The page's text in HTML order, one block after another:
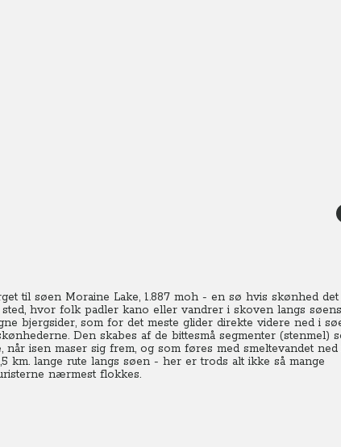
til søen Moraine Lake, 1.887 moh - en sø hvis skønhed
hvor folk padler kano eller vandrer i skoven langs søens
bjergsider, som for det meste glider direkte videre ned i
Den skabes af de bittesmå segmenter (stenmel)
isen maser sig frem, og som føres med smeltevandet ned
km. lange rute langs søen - her er trods alt ikke så mange
nærmest flokkes.